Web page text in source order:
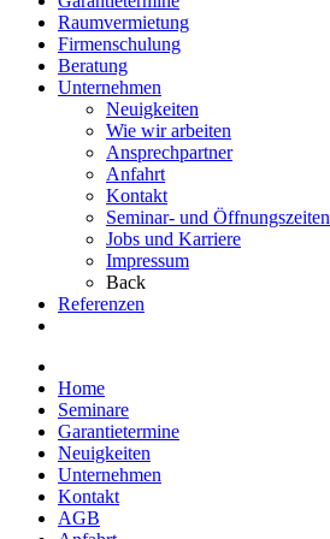
Raumvermietung
Firmenschulung
Beratung
Unternehmen
Neuigkeiten
Wie wir arbeiten
Ansprechpartner
Anfahrt
Kontakt
Seminar- und Öffnungszeiten
Jobs und Karriere
Impressum
Back
Referenzen
Home
Seminare
Garantietermine
Neuigkeiten
Unternehmen
Kontakt
AGB